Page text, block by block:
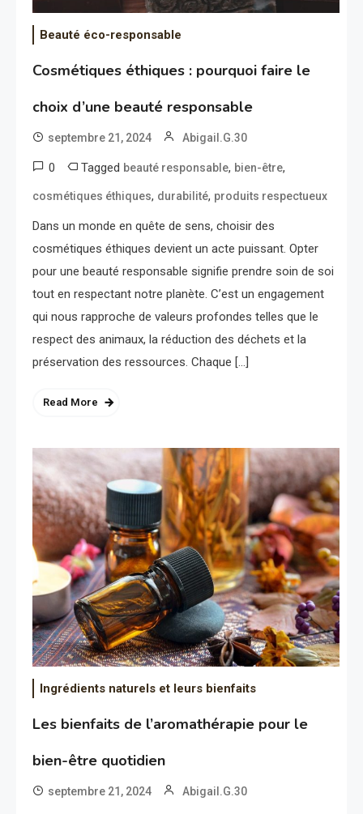
Beauté éco-responsable
Cosmétiques éthiques : pourquoi faire le
choix d’une beauté responsable
septembre 21, 2024 Abigail.G.30
0 Tagged beauté responsable, bien-être,
cosmétiques éthiques, durabilité, produits respectueux
Dans un monde en quête de sens, choisir des
cosmétiques éthiques devient un acte puissant. Opter
pour une beauté responsable signifie prendre soin de soi
tout en respectant notre planète. C’est un engagement
qui nous rapproche de valeurs profondes telles que le
respect des animaux, la réduction des déchets et la
préservation des ressources. Chaque […]
Read More
Ingrédients naturels et leurs bienfaits
Les bienfaits de l’aromathérapie pour le
bien-être quotidien
septembre 21, 2024 Abigail.G.30